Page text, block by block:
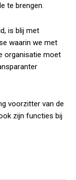
te brengen.
is blij met
waarin we met
organisatie moet
voorzitter van de
zijn functies bij